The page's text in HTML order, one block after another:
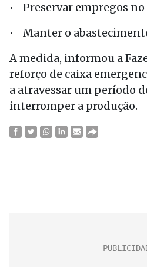
• Preservar empregos
• Manter o
A medida, informou a
reforço de caixa
a atravessar um período
interromper a produção.